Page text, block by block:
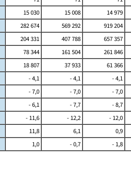
15 030 15 008 14 979
282 674 569 292 919 204
204 331 407 788 657 357
78 344 161 504 261 846
18 807 37 933 61 366
- 4,1 - 4,1 - 4,1
- 7,0 - 7,0 - 7,0
- 6,1 - 7,7 - 8,7
- 11,6 - 12,2 - 12,0
11,8 6,1 0,9
1,0 - 0,7 - 1,8